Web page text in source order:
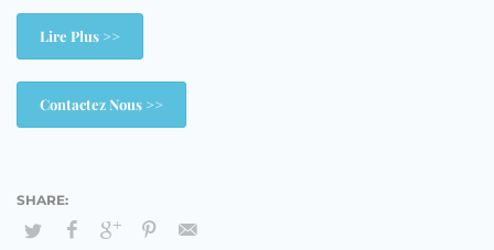
Lire Plus >>
Contactez Nous >>